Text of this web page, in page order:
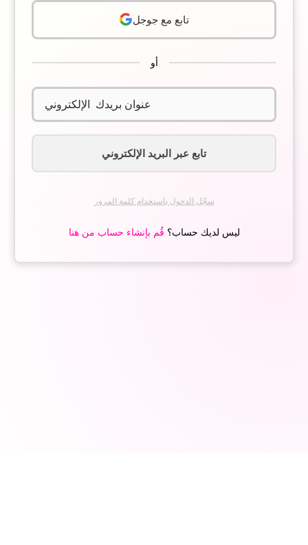
تابع مع جوجل
أو
تابع عبر البريد الإلكتروني
سجّل الدخول باستخدام كلمة المرور
ليس لديك حساب؟ قُم بإنشاء حساب من هنا